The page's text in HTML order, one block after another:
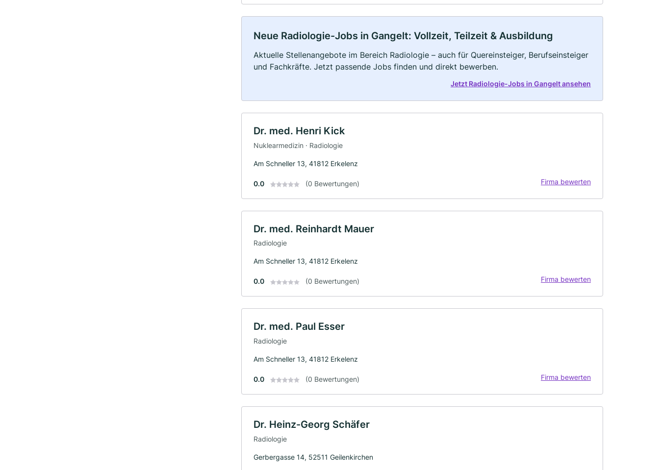
Neue Radiologie-Jobs in Gangelt: Vollzeit, Teilzeit & Ausbildung
Aktuelle Stellenangebote im Bereich Radiologie – auch für Quereinsteiger, Berufseinsteiger
und Fachkräfte. Jetzt passende Jobs finden und direkt bewerben.
Jetzt Radiologie-Jobs in Gangelt ansehen
Dr. med. Henri Kick
Nuklearmedizin · Radiologie
Am Schneller 13, 41812 Erkelenz
0.0 (0 Bewertungen) Firma bewerten
Dr. med. Reinhardt Mauer
Radiologie
Am Schneller 13, 41812 Erkelenz
0.0 (0 Bewertungen) Firma bewerten
Dr. med. Paul Esser
Radiologie
Am Schneller 13, 41812 Erkelenz
0.0 (0 Bewertungen) Firma bewerten
Dr. Heinz-Georg Schäfer
Radiologie
Gerbergasse 14, 52511 Geilenkirchen